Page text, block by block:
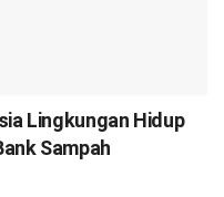
Lingkungan Hidup
Sampah